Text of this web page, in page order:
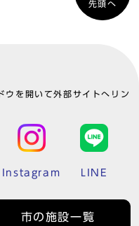
先頭へ
ウを開いて外部サイトへリン
Instagram LINE
市の施設一覧